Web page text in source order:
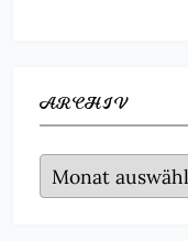
ARCHIV
Archiv